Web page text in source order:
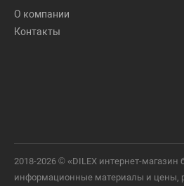
О компании
Контакты
2018-2026 © «DILEX интернет-
информационные материалы и цены,